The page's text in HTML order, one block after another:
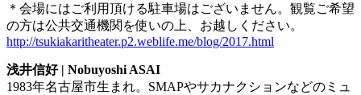
＊会場にはご利用頂ける駐車場はございません。観覧ご希望
の方は公共交通機関を使いの上、お越しください。
http://tsukiakaritheater.p2.weblife.me/blog/2017.html
浅井信好 | Nobuyoshi ASAI
1983年名古屋市生まれ。SMAPやサカナクションなどのミュ